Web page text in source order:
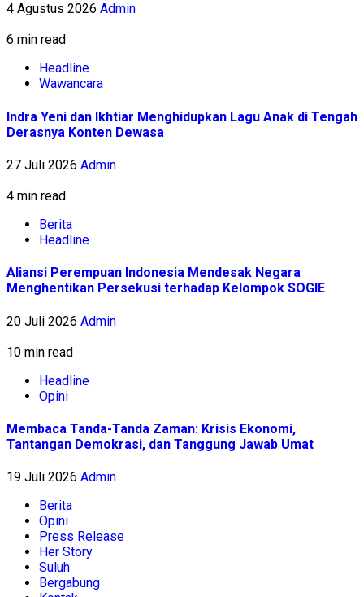
4 Agustus 2026 Admin
6 min read
Headline
Wawancara
Indra Yeni dan Ikhtiar Menghidupkan Lagu Anak di Tengah
Derasnya Konten Dewasa
27 Juli 2026 Admin
4 min read
Berita
Headline
Aliansi Perempuan Indonesia Mendesak Negara
Menghentikan Persekusi terhadap Kelompok SOGIE
20 Juli 2026 Admin
10 min read
Headline
Opini
Membaca Tanda-Tanda Zaman: Krisis Ekonomi,
Tantangan Demokrasi, dan Tanggung Jawab Umat
19 Juli 2026 Admin
Berita
Opini
Press Release
Her Story
Suluh
Bergabung